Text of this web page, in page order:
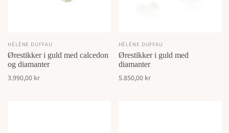
HÉLÈNE DUFFAU
Ørestikker i guld med calcedon
og diamanter
3.990,00 kr
HÉLÈNE DUFFAU
Ørestikker i guld med
diamanter
5.850,00 kr